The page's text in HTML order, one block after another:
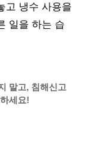
고 냉수 사용을
일을 하는 습
말고, 침해신고
세요!